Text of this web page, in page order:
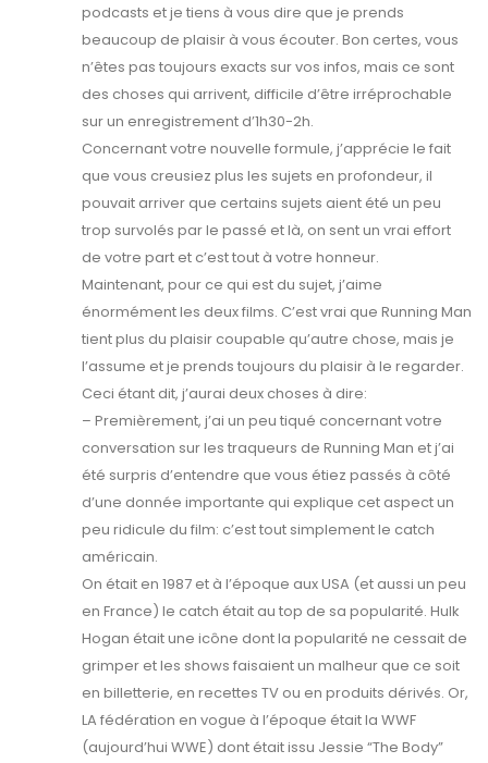
podcasts et je tiens à vous dire que je prends
beaucoup de plaisir à vous écouter. Bon certes, vous
n’êtes pas toujours exacts sur vos infos, mais ce sont
des choses qui arrivent, difficile d’être irréprochable
sur un enregistrement d’1h30-2h.
Concernant votre nouvelle formule, j’apprécie le fait
que vous creusiez plus les sujets en profondeur, il
pouvait arriver que certains sujets aient été un peu
trop survolés par le passé et là, on sent un vrai effort
de votre part et c’est tout à votre honneur.
Maintenant, pour ce qui est du sujet, j’aime
énormément les deux films. C’est vrai que Running Man
tient plus du plaisir coupable qu’autre chose, mais je
l’assume et je prends toujours du plaisir à le regarder.
Ceci étant dit, j’aurai deux choses à dire:
– Premièrement, j’ai un peu tiqué concernant votre
conversation sur les traqueurs de Running Man et j’ai
été surpris d’entendre que vous étiez passés à côté
d’une donnée importante qui explique cet aspect un
peu ridicule du film: c’est tout simplement le catch
américain.
On était en 1987 et à l’époque aux USA (et aussi un peu
en France) le catch était au top de sa popularité. Hulk
Hogan était une icône dont la popularité ne cessait de
grimper et les shows faisaient un malheur que ce soit
en billetterie, en recettes TV ou en produits dérivés. Or,
LA fédération en vogue à l’époque était la WWF
(aujourd’hui WWE) dont était issu Jessie “The Body”